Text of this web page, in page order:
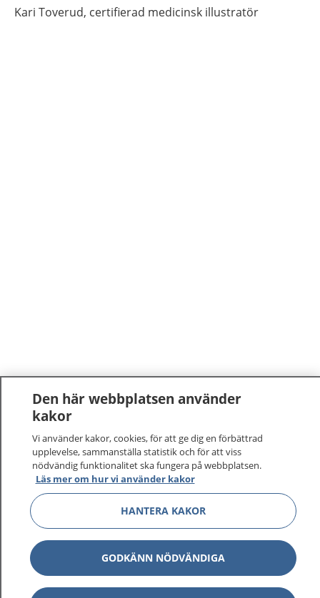
Kari Toverud, certifierad medicinsk illustratör
1177–tryggt om din hälsa och vård
På 1177.se får du råd om hälsa och information om
sjukdomar och vilka mottagningar du kan kontakta.
Logga in för att läsa din journal och göra dina
vårdärenden. Ring telefonnummer 1177 för
1177 ger dig råd när du vill må bättre.
Den här webbplatsen använder
kakor
Vi använder kakor, cookies, för att ge dig en förbättrad
upplevelse, sammanställa statistik och för att viss
nödvändig funktionalitet ska fungera på webbplatsen.
Läs mer om hur vi använder kakor
HANTERA KAKOR
GODKÄNN NÖDVÄNDIGA